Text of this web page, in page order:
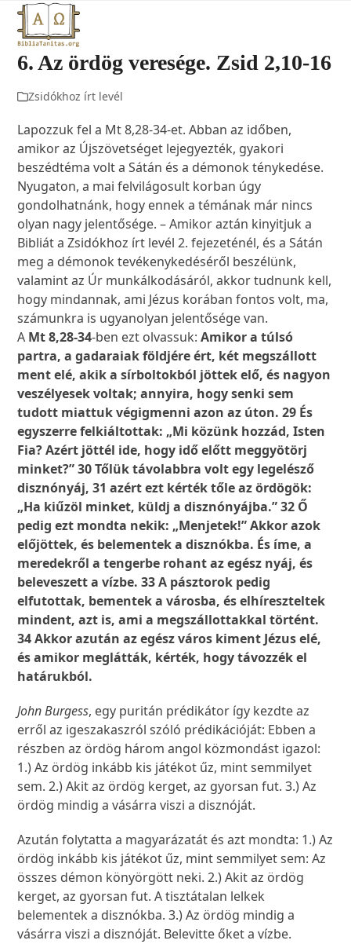
Skip
content
Open
mobile
menu
Close
mobile
menu
6. Az ördög veresége. Zsid 2,10-16
Zsidókhoz írt levél
Lapozzuk fel a Mt 8,28-34-et. Abban az időben,
amikor az Újszövetséget lejegyezték, gyakori
beszédtéma volt a Sátán és a démonok ténykedése.
Nyugaton, a mai felvilágosult korban úgy
gondolhatnánk, hogy ennek a témának már nincs
olyan nagy jelentősége. – Amikor aztán kinyitjuk a
Bibliát a Zsidókhoz írt levél 2. fejezeténél, és a Sátán
meg a démonok tevékenykedéséről beszélünk,
valamint az Úr munkálkodásáról, akkor tudnunk kell,
hogy mindannak, ami Jézus korában fontos volt, ma,
számunkra is ugyanolyan jelentősége van.
A Mt 8,28-34-ben ezt olvassuk: Amikor a túlsó
partra, a gadaraiak földjére ért, két megszállott
ment elé, akik a sírboltokból jöttek elő, és nagyon
veszélyesek voltak; annyira, hogy senki sem
tudott miattuk végigmenni azon az úton. 29 És
egyszerre felkiáltottak: „Mi közünk hozzád, Isten
Fia? Azért jöttél ide, hogy idő előtt meggyötörj
minket?” 30 Tőlük távolabbra volt egy legelésző
disznónyáj, 31 azért ezt kérték tőle az ördögök:
„Ha kiűzöl minket, küldj a disznónyájba.” 32 Ő
pedig ezt mondta nekik: „Menjetek!” Akkor azok
előjöttek, és belementek a disznókba. És íme, a
meredekről a tengerbe rohant az egész nyáj, és
beleveszett a vízbe. 33 A pásztorok pedig
elfutottak, bementek a városba, és elhíreszteltek
mindent, azt is, ami a megszállottakkal történt.
34 Akkor azután az egész város kiment Jézus elé,
és amikor meglátták, kérték, hogy távozzék el
határukból.
John Burgess, egy puritán prédikátor így kezdte az
erről az igeszakaszról szóló prédikációját: Ebben a
részben az ördög három angol közmondást igazol:
1.) Az ördög inkább kis játékot űz, mint semmilyet
sem. 2.) Akit az ördög kerget, az gyorsan fut. 3.) Az
ördög mindig a vásárra viszi a disznóját.
Azután folytatta a magyarázatát és azt mondta: 1.) Az
ördög inkább kis játékot űz, mint semmilyet sem: Az
összes démon könyörgött neki. 2.) Akit az ördög
kerget, az gyorsan fut. A tisztátalan lelkek
belementek a disznókba. 3.) Az ördög mindig a
vásárra viszi a disznóját. Belevitte őket a vízbe.